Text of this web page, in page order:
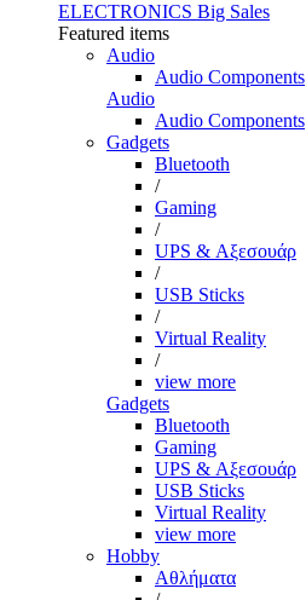
ELECTRONICS Big Sales
Featured items
Audio
Audio Components
Audio
Audio Components
Gadgets
Bluetooth
/
Gaming
/
UPS & Αξεσουάρ
/
USB Sticks
/
Virtual Reality
/
view more
Gadgets
Bluetooth
Gaming
UPS & Αξεσουάρ
USB Sticks
Virtual Reality
view more
Hobby
Αθλήματα